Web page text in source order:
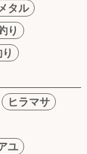
タル
り
ヒラマサ
ユ